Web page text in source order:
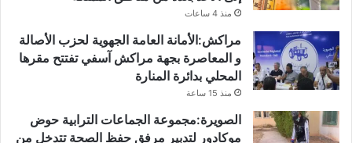
منذ 4 ساعات
مراكش:الأمانة العامة الجهوية لحزب الأصالة
و المعاصرة بجهة مراكش آسفي تفتتح مقرها
المحلي بدائرة المنارة
منذ 15 ساعة
الصويرة:مجموعة الجماعات الترابية حوض
موكادور لتدبير مرفق حفظ الصحة تتدخل من